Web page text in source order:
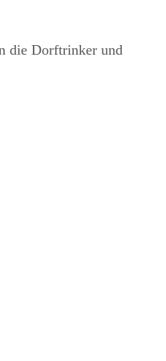
die Dorftrinker und